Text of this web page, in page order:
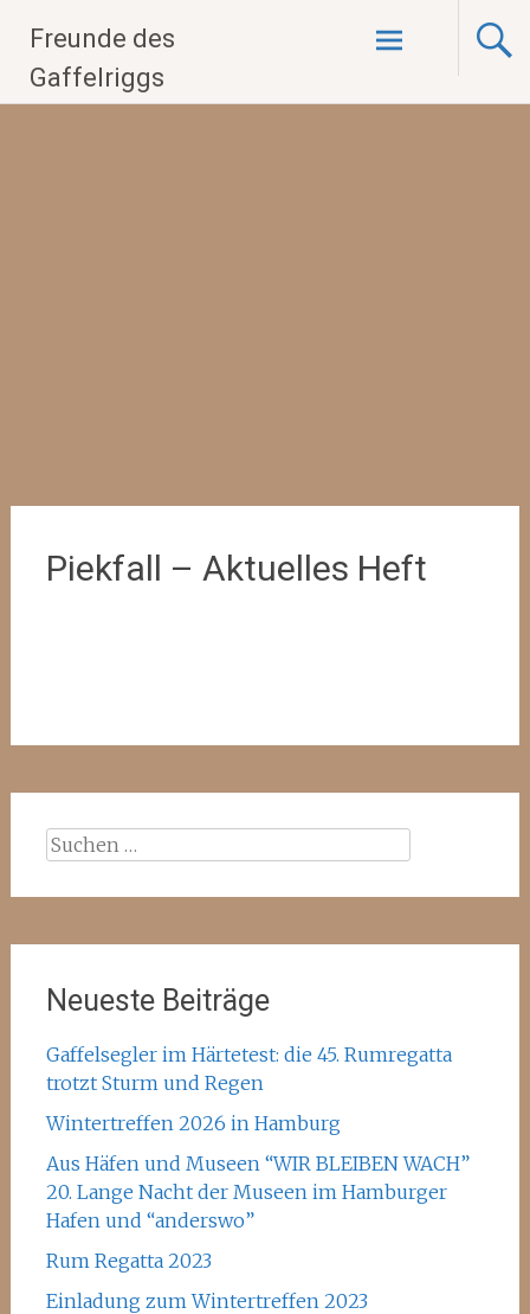
Inhalt
springen
Freunde des
Gaffelriggs
Piekfall – Aktuelles Heft
Suchen
Neueste Beiträge
Gaffelsegler im Härtetest: die 45. Rumregatta
trotzt Sturm und Regen
Wintertreffen 2026 in Hamburg
Aus Häfen und Museen “WIR BLEIBEN WACH”
20. Lange Nacht der Museen im Hamburger
Hafen und “anderswo”
Rum Regatta 2023
Einladung zum Wintertreffen 2023